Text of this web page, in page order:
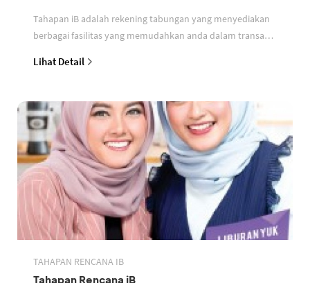
Tahapan iB adalah rekening tabungan yang menyediakan
berbagai fasilitas yang memudahkan anda dalam transaksi
Lihat Detail
TAHAPAN RENCANA IB
Tahapan Rencana iB